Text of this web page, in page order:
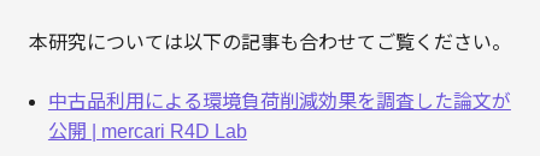
本研究については以下の記事も合わせてご覧ください。
中古品利用による環境負荷削減効果を調査した論文が
公開 | mercari R4D Lab